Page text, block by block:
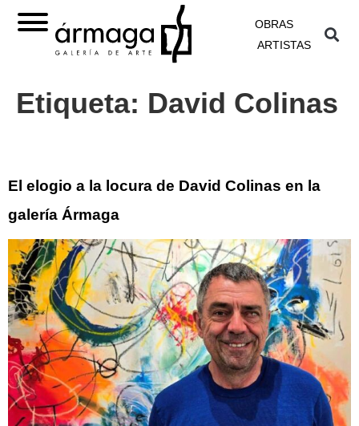
OBRAS
ARTISTAS
Etiqueta: David Colinas
El elogio a la locura de David Colinas en la
galería Ármaga